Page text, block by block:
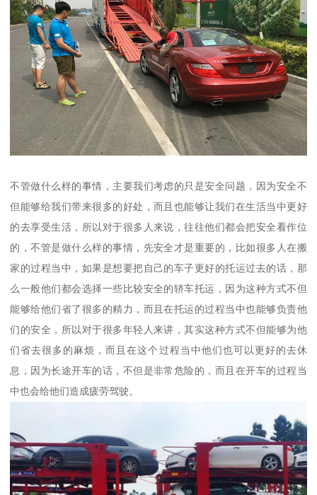
不管做什么样的事情，主要我们考虑的只是安全问题，因为安全不
但能够给我们带来很多的好处，而且也能够让我们在生活当中更好
的去享受生活，所以对于很多人来说，往往他们都会把安全看作位
的，不管是做什么样的事情，先安全才是重要的，比如很多人在搬
家的过程当中，如果是想要把自己的车子更好的托运过去的话，那
么一般他们都会选择一些比较安全的轿车托运，因为这种方式不但
能够给他们省了很多的精力，而且在托运的过程当中也能够负责他
们的安全，所以对于很多年轻人来讲，其实这种方式不但能够为他
们省去很多的麻烦，而且在这个过程当中他们也可以更好的去休
息，因为长途开车的话，不但是非常危险的，而且在开车的过程当
中也会给他们造成疲劳驾驶。